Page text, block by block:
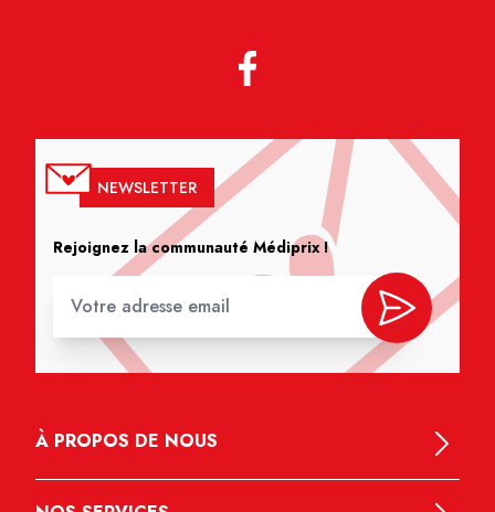
NEWSLETTER
Rejoignez la communauté Médiprix !
À PROPOS DE NOUS